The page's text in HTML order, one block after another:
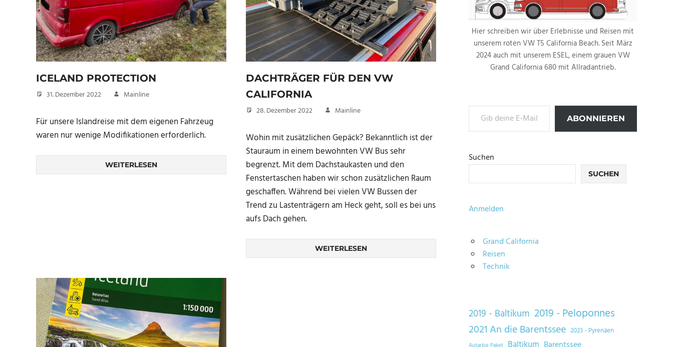
ICELAND PROTECTION
31. Dezember 2022 Mainline
Für unsere Islandreise mit dem eigenen Fahrzeug
waren nur wenige Modifikationen erforderlich.
WEITERLESEN
DACHTRÄGER FÜR DEN VW
CALIFORNIA
28. Dezember 2022 Mainline
Wohin mit zusätzlichen Gepäck? Bekanntlich ist der
Stauraum in einem bewohnten VW Bus sehr
begrenzt. Mit dem Dachstaukasten und den
Fenstertaschen haben wir schon zusätzlichen Raum
geschaffen. Während bei vielen VW Bussen der
Trend zu Lastenträgern am Heck geht, soll es bei uns
aufs Dach gehen.
WEITERLESEN
Hier schreiben wir über Erlebnisse und Reisen mit
unserem roten VW T5 California Beach. Seit März
2024 auch mit unserem ESEL, einem grauen VW
Grand California 680 mit Allradantrieb.
Gib deine E-Mail-Adresse ein ...
ABONNIEREN
Suchen
SUCHEN
Anmelden
Grand California
Reisen
Technik
2019 - Baltikum 2019 - Peloponnes
2021 An die Barentssee 2023 - Pyrenäen